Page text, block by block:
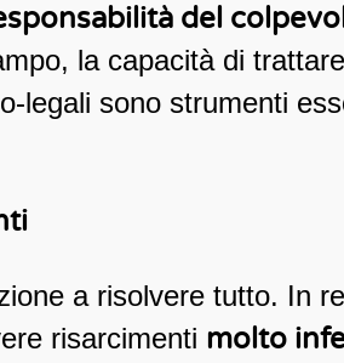
del
la capacità di
legali sono strumenti
a risolvere tutto. In
risarcimenti molto